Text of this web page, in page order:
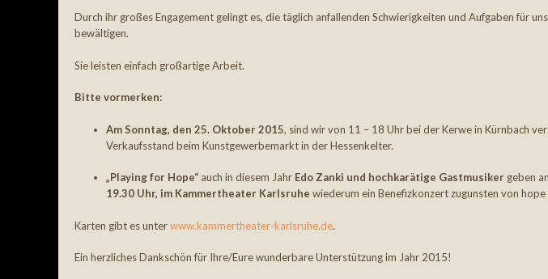
Durch ihr großes Engagement gelingt es, die täglich anfallenden Schwierigkeiten und Aufgaben für
bewältigen.
Sie leisten einfach großartige Arbeit.
Bitte vormerken:
Am Sonntag, den 25. Oktober 2015, sind wir von 11 – 18 Uhr bei der Kerwe in Kürnbach
Verkaufsstand beim Kunstgewerbemarkt in der Hessenkelter.
„Playing for Hope“ auch in diesem Jahr Edo Zanki und hochkarätige Gastmusiker geben
19.30 Uhr, im Kammertheater Karlsruhe wiederum ein Benefizkonzert zugunsten von hope
Karten gibt es unterwww.kammertheater-karlsruhe.de.
Ein herzliches Dankschön für Ihre/Eure wunderbare Unterstützung im Jahr 2015!